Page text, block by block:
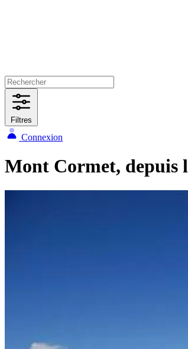
Filtres
Connexion
Mont Cormet, depuis